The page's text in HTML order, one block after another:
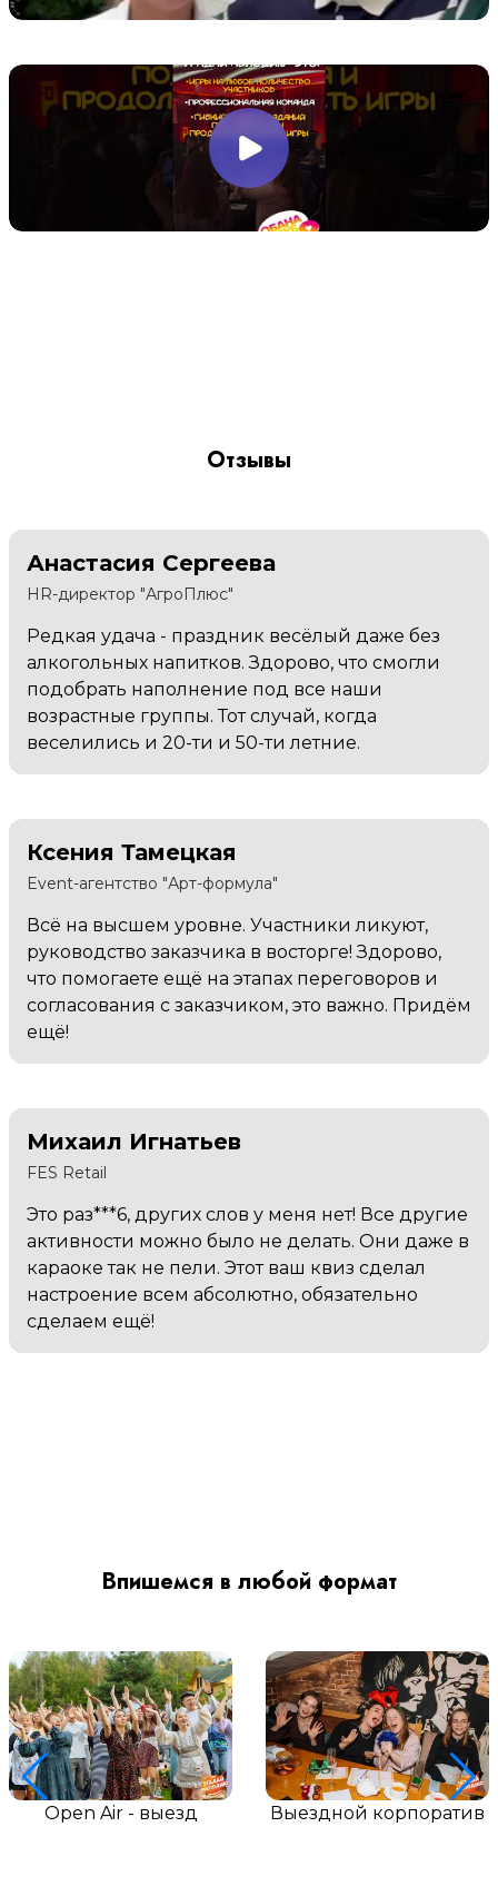
Отзывы
Анастасия Сергеева
HR-директор "АгроПлюс"
Редкая удача - праздник весёлый даже без
алкогольных напитков. Здорово, что смогли
подобрать наполнение под все наши
возрастные группы. Тот случай, когда
веселились и 20-ти и 50-ти летние.
Ксения Тамецкая
Event-агентство "Арт-формула"
Всё на высшем уровне. Участники ликуют,
руководство заказчика в восторге! Здорово,
что помогаете ещё на этапах переговоров и
согласования с заказчиком, это важно. Придём
ещё!
Михаил Игнатьев
FES Retail
Это раз***6, других слов у меня нет! Все другие
активности можно было не делать. Они даже в
караоке так не пели. Этот ваш квиз сделал
настроение всем абсолютно, обязательно
сделаем ещё!
Впишемся в любой формат
Open Air - выезд Выездной корпоратив